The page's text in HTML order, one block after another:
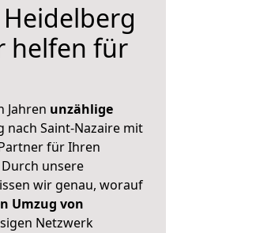
helfen für
Jahren unzählige
nach Saint-Nazaire mit
für Ihren
unsere
wir genau, worauf
Umzug von
Netzwerk